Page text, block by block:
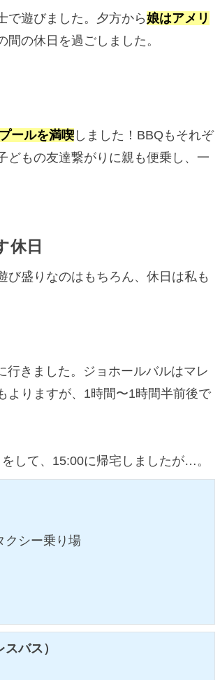
で遊びました。夕方から娘はアメリ
間の休日を過ごしました。
ールを満喫 しました！BBQもそれぞ
どもの友達繋がりに親も便乗し、一
休日
盛りなのはもちろん、休日は私も
行きました。ジョホールバルはマレ
よりますが、1時間〜1時間半前後で
して、15:00に帰宅しましたが…。
クシー乗り場
バス）